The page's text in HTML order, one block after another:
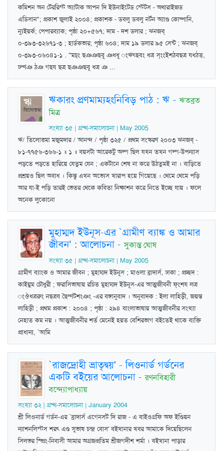
কমিশন অন টেররিস্ট অ্যাটাক আপন দি ইউনাইটেড স্টেটস - অথারাইজড
এডিসান"; প্রকাশ জুলাই ২০০৪; প্রকাশক - ডবলু ডবলু নর্টন অ্যাণ্ড কোম্পানি,
ন্যুইয়র্ক; পেপারব্যাক; পৃষ্ঠা ২০+৫৬৭; দাম - দশ ডলার ; ঝনজব্‌
০-৩৯৩-৩২৬৭১-৩ ; হার্ডকভার; পৃষ্ঠা ৬০৪; দাম ১৯ ডলার ৯৫ সেন্ট ; ঝনজব্‌
০-৩৯৩-০৬০৪১-১ . "মচ্‌ং ছঞঞছবূ ঞধধূ ংঋত্ছবং ধত্র স্‌ংংইশঠবছত্র যধঠত্‌,
ঢণ্ণঞ ঠঞ গছয ছত্র ছঞঞছবূ ধত্র ঞ ...
ঋকারং প্রণমাম্যহংনিবিড় পাঠ : ঋ - ঋতব্রত
মিত্র
সংখ্যা ৩৫ | গ্রম্থ-সমালোচনা | May 2005
ঋ/ তিলোত্তমা মজুমদার / আনন্দ / পৃষ্ঠা ৩২৫ / প্রথম সংস্করণ ২০০৩ ঝনজব্‌ -
৮১-৭৭৫৬-৩৬৬-১ ॥ ১ ॥ বয়সটা আরেকটু অল্প ছিল যখন তখন গল্প-উপন্যাস
পড়তে পড়তে হারিয়ে যেতুম যেন ; একটানে শেষ না করে উঠতুমই না । বাড়িতে
প্রশ্রয়ও ছিল অবাধ । কিন্তু এখন অভ্যেস খারাপ হয়ে গিয়েছে । থেমে থেমে পড়ি
আর যা-ই পড়ি তারই ভেতর থেকে কবিতা নিষ্কাশন করে নিতে ইচ্ছে যায় । ফলে
অনেক লুকোনো
মুহাম্মদ ইউনূস-এর `গ্রামীণ ব্যাঙ্ক ও আমার
জীবন' : আলোচনা-সুকান্ত ঘোষ
সংখ্যা ৩৫ | গ্রম্থ-সমালোচনা | May 2005
গ্রামীণ ব্যাংক ও আমার জীবন ; মুহাম্মদ ইউনূস ; মাওলা ব্রাদার্স, ঢাকা ; প্রচ্ছদ :
কাইয়ুম চৌধুরী ; ফরাসিভাষায় রচিত মুহাম্মদ ইউনূস-এর আত্মজীবনী ফ্‌ংশয লত্র
ংঔধত্ররুং নছত্রয ছৈণ্ণটশংঞং -এর বঙ্গানুবাদ । অনুবাদক : ইলা লাহিড়ী, জয়ন্ত
লাহিড়ী ; প্রথম প্রকাশ : ২০০৪ ; পৃষ্ঠা : ২৯৪ বাংলাভাষায় আত্মজীবনীর সংখ্যা
নেহাত কম নয় । আত্মজীবনীর শর্ত মেনেই হয়ত বেশিরভাগ বইতেই থাকে ব্যক্তি
প্রাধান্য, `আমি
`রাজদ্রোহী ভ্রাতৃদ্বয়' - লিওনার্ড গর্ডনের
একটি বইয়ের আলোচনা-রণনবিহারী
বন্দ্যোপাধ্যায়
সংখ্যা ৩২ | গ্রম্থ-সমালোচনা | January 2004
শ্রী লিওনার্ড গর্ডন-এর `ব্রাদার্স এগেনসট দি রাজ - এ বাইওগ্রফি অফ ইণ্ডিয়ন
ন্যাশনলিস্টস শরৎ এণ্ড সুভাষ চন্দ্র বোস' বইখানার খবর আমাকে দিয়েছিলেন
সিলভর স্প্রিং-নিবাসী আমার অগ্রজপ্রতিম শ্রীজগদীশ শর্মা । বইখানা পাড়ার